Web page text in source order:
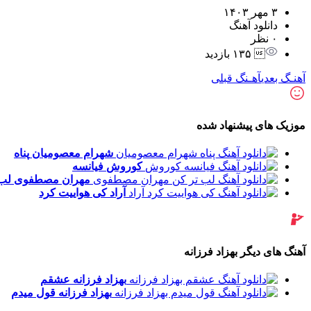
۳ مهر ۱۴۰۳
دانلود آهنگ
۰ نظر
۱۳۵ بازدید
آهنـگ بعدیآهـنگ قبلی
موزیک های پیشنهاد شده
شهرام معصومیان پناه
کوروش فیانسه
مهران مصطفوی
آراد کی هواییت کرد
آهنگ های دیگر بهزاد فرزانه
بهزاد فرزانه عشقم
بهزاد فرزانه قول میدم